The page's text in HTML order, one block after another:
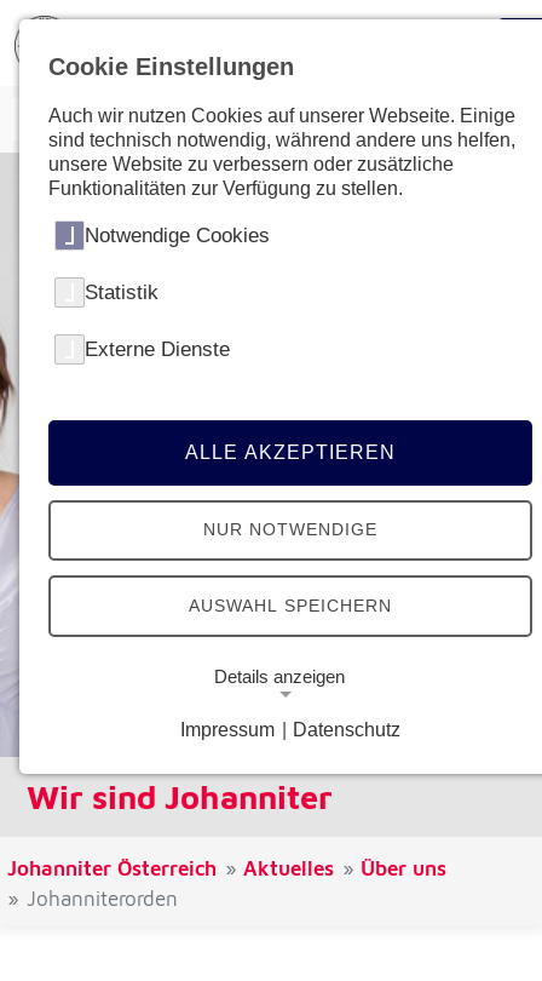
Wir sind Johanniter
Johanniter Österreich Aktuelles
Über uns
Johanniterorden
Cookie Einstellungen
Auch wir nutzen Cookies auf unserer Webseite. Einige
sind technisch notwendig, während andere uns helfen,
unsere Website zu verbessern oder zusätzliche
Funktionalitäten zur Verfügung zu stellen.
Notwendige Cookies
Statistik
Externe Dienste
ALLE AKZEPTIEREN
NUR NOTWENDIGE
AUSWAHL SPEICHERN
Details anzeigen
Notwendige Cookies ermöglichen grundlegende
Funktionen und sind für die einwandfreie Funktion
Google Analytics Opt-Out-Cookie
Impressum Datenschutz